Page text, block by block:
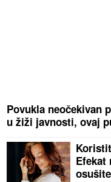
Povukla neočekivan
u žiži javnosti, ovaj
Efekat
osušite